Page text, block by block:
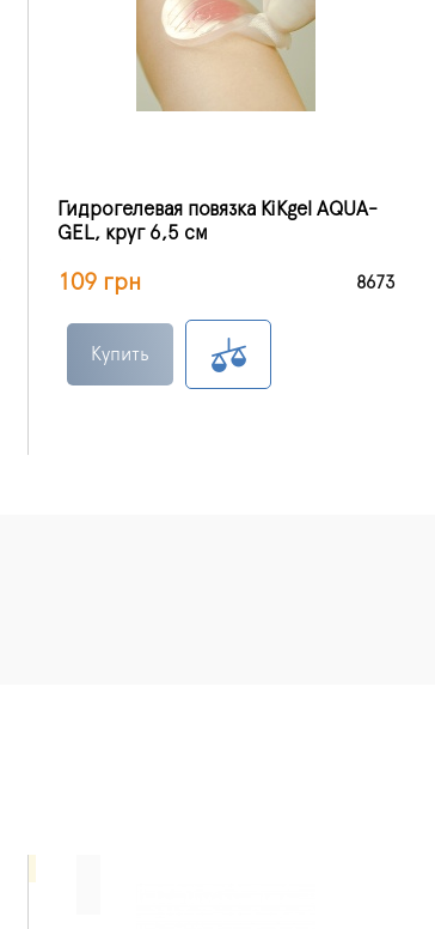
Гидрогелевая повязка KiKgеl AQUA-
GEL, круг 6,5 см
109 грн 8673
Купить